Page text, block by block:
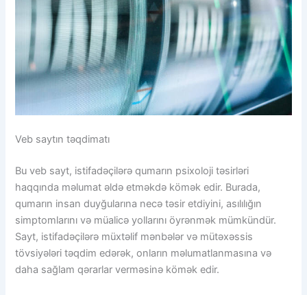
Veb saytın təqdimatı
Bu veb sayt, istifadəçilərə qumarın psixoloji təsirləri
haqqında məlumat əldə etməkdə kömək edir. Burada,
qumarın insan duyğularına necə təsir etdiyini, asılılığın
simptomlarını və müalicə yollarını öyrənmək mümkündür.
Sayt, istifadəçilərə müxtəlif mənbələr və mütəxəssis
tövsiyələri təqdim edərək, onların məlumatlanmasına və
daha sağlam qərarlar verməsinə kömək edir.